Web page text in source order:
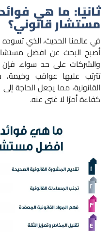
ثانيًا: ما هي
مستشار قانوني؟
في عالمنا الحديث، الذي تسوده
أصبح البحث عن افضل
والشركات على حد سواء. فإن
تترتب عليها عواقب وخيمة،
القانونية، مما يجعل
كفاءة أمرًا لا غنى عنه.